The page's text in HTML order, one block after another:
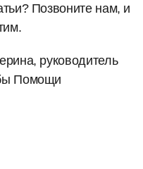
Позвоните нам, и
руководитель
Помощи